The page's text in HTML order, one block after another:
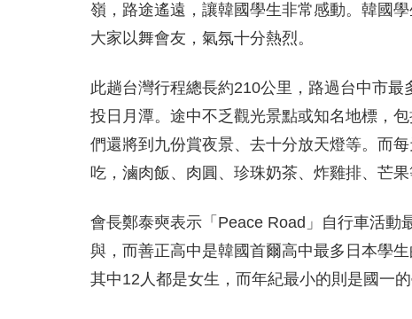
嶺，路途遙遠，讓韓國學生非常感動。韓國
大家以舞會友，氣氛十分熱烈。
此趟台灣行程總長約210公里，路過台中市
投日月潭。途中不乏觀光景點或知名地標，
們還將到九份賞夜景、去十分放天燈等。而
吃，滷肉飯、肉圓、珍珠奶茶、炸雞排、芒果
會長鄭泰奭表示「Peace Road」自行車活動
與，而善正高中是韓國首爾高中最多日本學
其中12人都是女生，而年紀最小的則是國一的